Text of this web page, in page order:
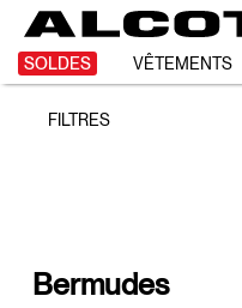
SOLDES VÊTEMENTS
FILTRES
Bermudes